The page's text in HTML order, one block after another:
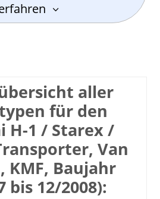
aller
für den
H-1 / Starex /
Van
KMF, Baujahr
bis 12/2008):